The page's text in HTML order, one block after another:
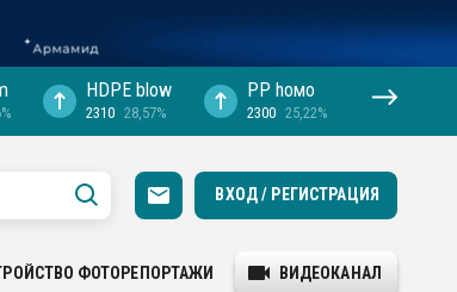
HDPE blow
2310 28,57%
PP hомо
2300 25,22%
ВХОД / РЕГИСТРАЦИЯ
ФОТОРЕПОРТАЖИ ВИДЕОКАНАЛ